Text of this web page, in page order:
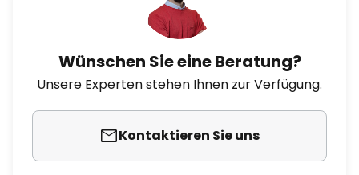
Wünschen Sie eine Beratung?
Unsere Experten stehen Ihnen zur Verfügung.
Kontaktieren Sie uns